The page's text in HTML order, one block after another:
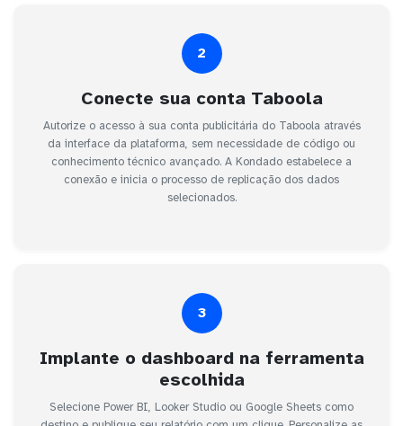
2
Conecte sua conta Taboola
Autorize o acesso à sua conta publicitária do Taboola através
da interface da plataforma, sem necessidade de código ou
conhecimento técnico avançado. A Kondado estabelece a
conexão e inicia o processo de replicação dos dados
selecionados.
3
Implante o dashboard na ferramenta
escolhida
Selecione Power BI, Looker Studio ou Google Sheets como